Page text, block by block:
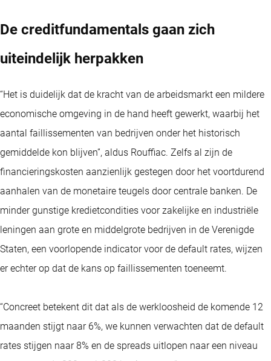
De creditfundamentals gaan zich
uiteindelijk herpakken
“Het is duidelijk dat de kracht van de arbeidsmarkt een mildere
economische omgeving in de hand heeft gewerkt, waarbij het
aantal faillissementen van bedrijven onder het historisch
gemiddelde kon blijven”, aldus Rouffiac. Zelfs al zijn de
financieringskosten aanzienlijk gestegen door het voortdurend
aanhalen van de monetaire teugels door centrale banken. De
minder gunstige kredietcondities voor zakelijke en industriële
leningen aan grote en middelgrote bedrijven in de Verenigde
Staten, een voorlopende indicator voor de default rates, wijzen
er echter op dat de kans op faillissementen toeneemt.
“Concreet betekent dit dat als de werkloosheid de komende 12
maanden stijgt naar 6%, we kunnen verwachten dat de default
rates stijgen naar 8% en de spreads uitlopen naar een niveau